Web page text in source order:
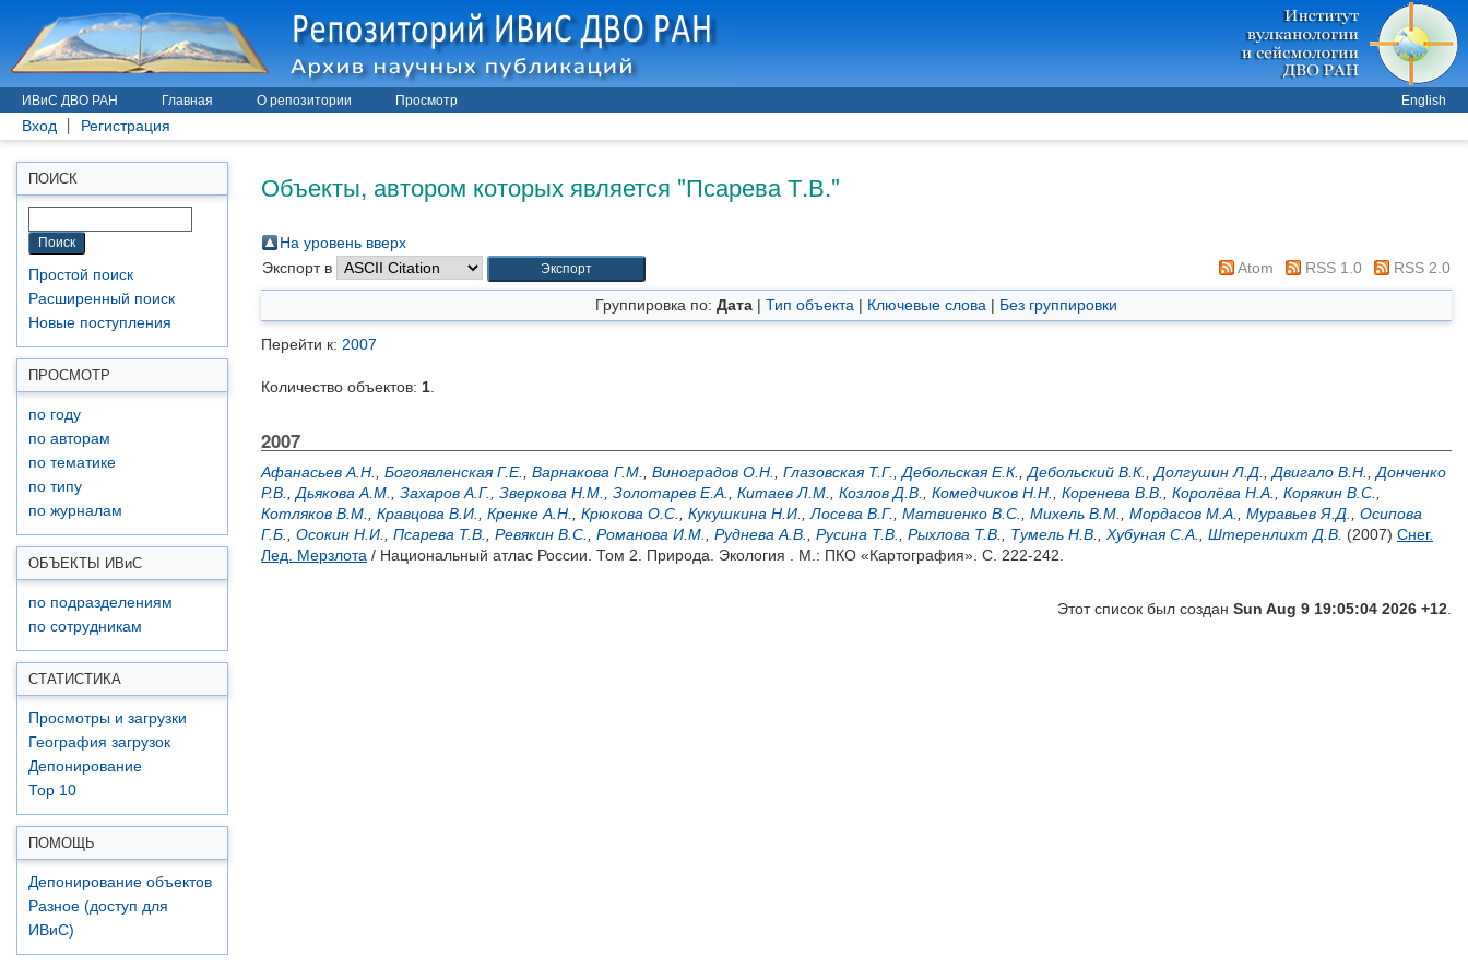
ИВиС ДВО РАН Главная О репозитории Просмотр English
Вход Регистрация
ПОИСК
Простой поиск
Расширенный поиск
Новые поступления
ПРОСМОТР
по году
по авторам
по тематике
по типу
по журналам
ОБЪЕКТЫ ИВиС
по подразделениям
по сотрудникам
СТАТИСТИКА
Просмотры и загрузки
География загрузок
Депонирование
Top 10
ПОМОЩЬ
Депонирование объектов
Разное (доступ для
ИВиС)
Объекты, автором которых является "Псарева Т.В."
На уровень вверх
Экспорт в
Atom RSS 1.0 RSS 2.0
Группировка по: Дата | Тип объекта | Ключевые слова | Без группировки
Перейти к: 2007
Количество объектов: 1
2007
Афанасьев А.Н. Богоявленская Г.Е. Варнакова Г.М. Виноградов О.Н. Глазовская Т.Г. Дебольская Е.К. Дебольский В.К. Долгушин Л.Д. Двигало В.Н.
Донченко
Р.В.
Дьякова А.М. Захаров А.Г. Зверкова Н.М. Золотарев Е.А. Китаев Л.М. Козлов Д.В. Комедчиков Н.Н. Коренева В.В. Королёва Н.А. Корякин В.С.
Котляков В.М.
Кравцова В.И. Кренке А.Н. Крюкова О.С. Кукушкина Н.И. Лосева В.Г. Матвиенко В.С. Михель В.М. Мордасов М.А. Муравьев Я.Д.
Осипова
Г.Б.
Осокин Н.И. Псарева Т.В. Ревякин В.С. Романова И.М. Руднева А.В. Русина Т.В. Рыхлова Т.В. Тумель Н.В. Хубуная С.А. Штеренлихт Д.В. (2007) Снег.
Лед. Мерзлота / Национальный атлас России. Том 2. Природа. Экология . М.: ПКО «Картография». С. 222-242.
Этот список был создан Sun Aug 9 19:05:04 2026 +12